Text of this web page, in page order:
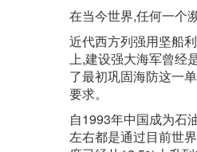
在当今世界,任何一个
近代西方列强用坚船
上,建设强大海军曾经
了最初巩固海防这一
要求。
自1993年中国成为石
左右都是通过目前世